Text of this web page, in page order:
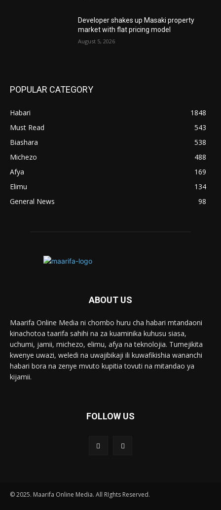
Developer shakes up Masaki property
market with flat pricing model
August 5, 2026
POPULAR CATEGORY
Habari
1848
Must Read
543
Biashara
538
Michezo
488
Afya
169
Elimu
134
General News
98
ABOUT US
Maarifa Online Media ni chombo huru cha habari mtandaoni
kinachotoa taarifa sahihi na za kuaminika kuhusu siasa,
uchumi, jamii, michezo, elimu, afya na teknolojia. Tumejikita
kwenye uwazi, weledi na uwajibikaji ili kuwafikishia wananchi
habari bora na zenye mvuto kupitia tovuti na mitandao ya
kijamii.
FOLLOW US
© 2025. Maarifa Online Media. All RIghts Reserved.